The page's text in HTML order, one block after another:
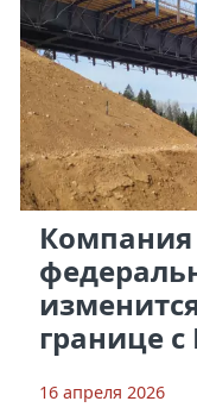
границе
16 апреля 2026